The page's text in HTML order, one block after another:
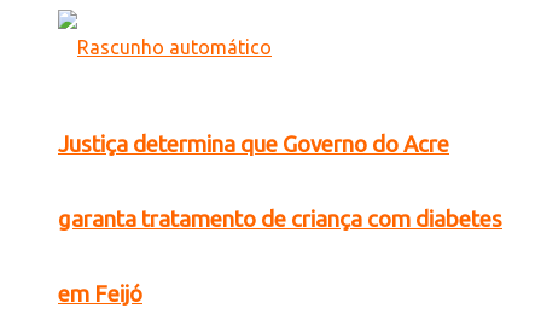
Justiça determina que Governo do Acre
garanta tratamento de criança com diabetes
em Feijó